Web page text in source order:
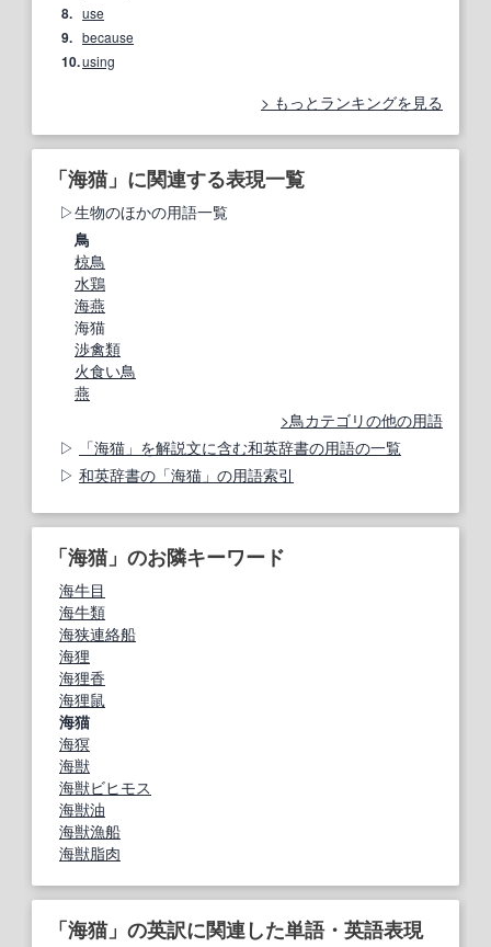
8. use
9. because
10.using
もっとランキングを見る
「海猫」に関連する表現一覧
生物のほかの用語一覧
鳥
椋鳥
水鶏
海燕
海猫
渉禽類
火食い鳥
燕
鳥カテゴリの他の用語
「海猫」を解説文に含む和英辞書の用語の一覧
和英辞書の「海猫」の用語索引
「海猫」のお隣キーワード
海牛目
海牛類
海狭連絡船
海狸
海狸香
海狸鼠
海猫
海猽
海獣
海獣ビヒモス
海獣油
海獣漁船
海獣脂肉
「海猫」の英訳に関連した単語・英語表現